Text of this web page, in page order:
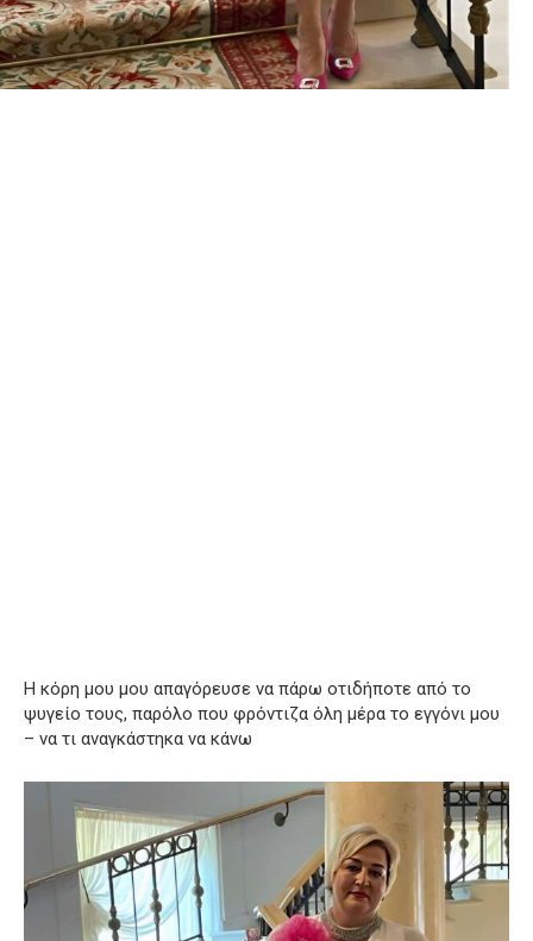
Η κόρη μου μου απαγόρευσε να πάρω οτιδήποτε από το
ψυγείο τους, παρόλο που φρόντιζα όλη μέρα το εγγόνι μου
– να τι αναγκάστηκα να κάνω